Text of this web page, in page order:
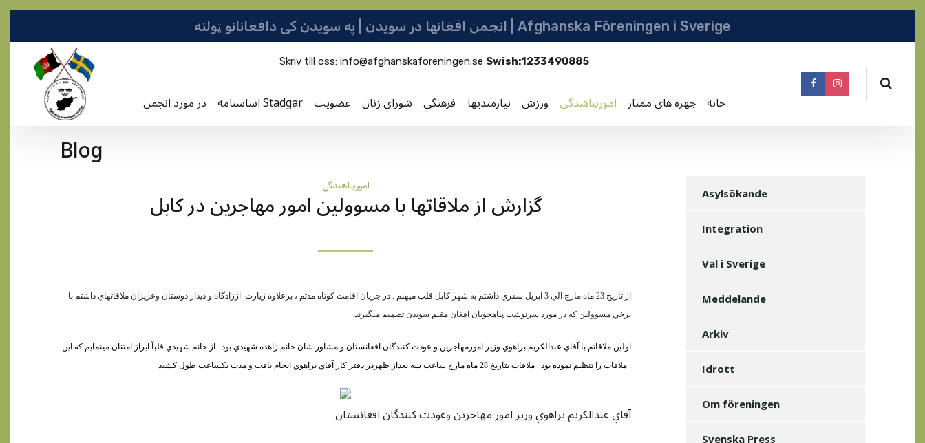
انجمن افغانها در سویدن | په سویدن کی دافغانانو ټولنه | Afghanska Föreningen i Sverige
Skriv till oss: info@afghanskaforeningen.se Swish:1233490885
در مورد انجمن اساسنامه Stadgar عضویت شوراي زنان فرهنگي نيازمنديها ورزش امورپناهندگي چهره های ممتاز خانه
Blog
امورپناهندگي
گزارش از ملاقاتها با مسوولين امور مهاجرين در کابل
از تاريخ 23 ماه مارچ الي 3 اپريل سفري داشتم به شهر کابل قلب ميهنم . در جريان اقامت کوتاه مدتم ، برعلاوه زيارت
اززادگاه و ديدار دوستان وعزيزان ملاقاتهاي داشتم با
برخي مسوولين که در مورد سرنوشت پناهجويان افغان مقيم سويدن تصميم ميگيرند
اولين ملاقاتم با آقاي عبدالکريم براهوي وزير امورمهاجرين و عودت کنندگان افغانستان و مشاور شان خانم زاهده شهيدي بود . از خانم شهيدي قلباٌ ابراز امتنان مينمايم که اين
ملاقات را تنظيم نموده بود . ملاقات بتاريخ 28 ماه مارچ ساعت سه بعداز ظهردر دفتر کار آقاي براهوي انجام يافت و مدت يکساعت طول کشيد .
آقاي عبدالکريم براهوي وزير امور مهاجرين وعودت کنندگان افغانستان
Asylsökande
Integration
Val i Sverige
Meddelande
Arkiv
Idrott
Om föreningen
Svenska Press